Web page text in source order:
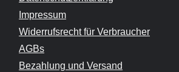
Impressum
Widerrufsrecht für Verbraucher
AGBs
Bezahlung und Versand